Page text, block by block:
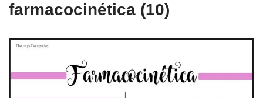
farmacocinética (10)